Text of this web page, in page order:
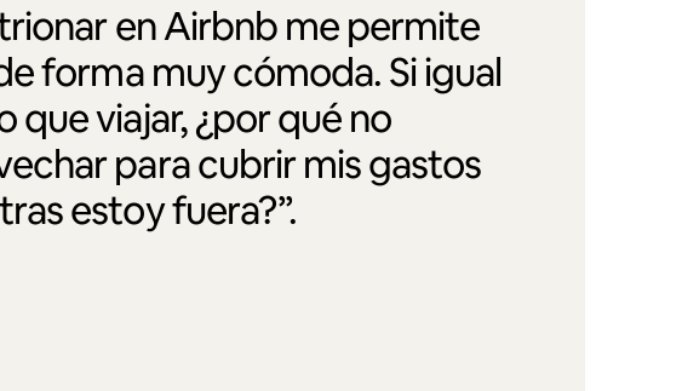
en Airbnb me permite
forma muy cómoda. Si igual
que viajar, ¿por qué no
para cubrir mis gastos
estoy fuera?”.